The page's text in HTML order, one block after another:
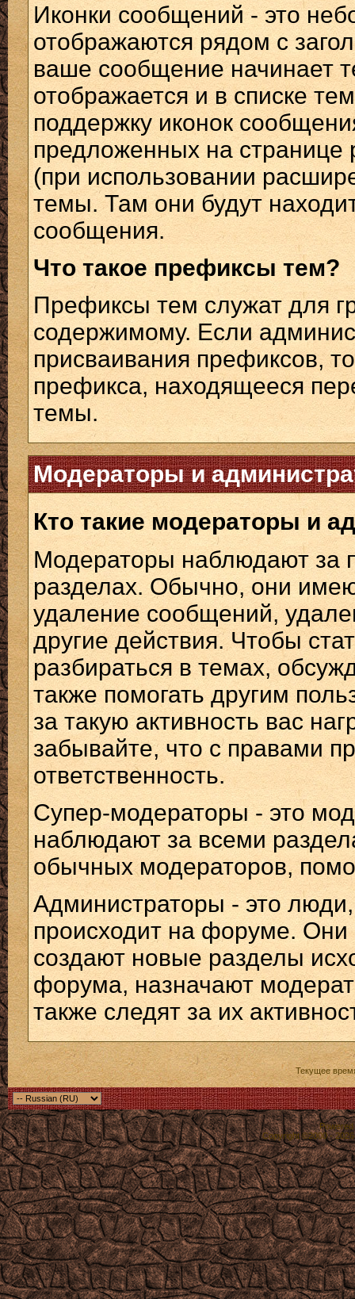
Иконки сообщений - это
отображаются рядом с
ваше сообщение начинает
отображается и в списке
поддержку иконок
предложенных на
(при использовании
темы. Там они будут
сообщения.
Что такое префиксы тем?
Префиксы тем служат для
содержимому. Если
присваивания префиксов,
префикса, находящееся
темы.
Модераторы и
Кто такие модераторы и
Модераторы наблюдают за
разделах. Обычно, они
удаление сообщений,
другие действия. Чтобы
разбираться в темах,
также помогать другим
за такую активность вас
забывайте, что с правами
ответственность.
Супер-модераторы - это
наблюдают за всеми
обычных модераторов,
Администраторы - это
происходит на форуме.
создают новые разделы
форума, назначают
также следят за их
Текущее
Powered
Copyright ©2000 -